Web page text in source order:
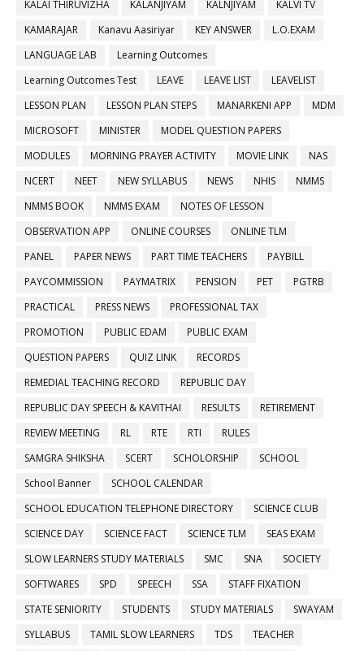
KALAI THIRUVIZHA
KALANJIYAM KALNJIYAM
KALVI TV
KAMARAJAR
Kanavu Aasiriyar KEY ANSWER
L.O.EXAM
LANGUAGE LAB
Learning Outcomes
Learning Outcomes Test
LEAVE LEAVE LIST
LEAVELIST
LESSON PLAN
LESSON PLAN STEPS MANARKENI APP
MDM
MICROSOFT
MINISTER
MODEL QUESTION PAPERS
MODULES
MORNING PRAYER ACTIVITY MOVIE LINK
NAS
NCERT
NEET NEW SYLLABUS NEWS NHIS
NMMS
NMMS BOOK
NMMS EXAM
NOTES OF LESSON
OBSERVATION APP
ONLINE COURSES
ONLINE TLM
PANEL
PAPER NEWS PART TIME TEACHERS
PAYBILL
PAYCOMMISSION
PAYMATRIX PENSION PET
PGTRB
PRACTICAL
PRESS NEWS
PROFESSIONAL TAX
PROMOTION
PUBLIC EDAM
PUBLIC EXAM
QUESTION PAPERS
QUIZ LINK
RECORDS
REMEDIAL TEACHING RECORD
REPUBLIC DAY
REPUBLIC DAY SPEECH & KAVITHAI
RESULTS
RETIREMENT
REVIEW MEETING
RL RTE RTI
RULES
SAMGRA SHIKSHA
SCERT SCHOLORSHIP
SCHOOL
School Banner
SCHOOL CALENDAR
SCHOOL EDUCATION TELEPHONE DIRECTORY
SCIENCE CLUB
SCIENCE DAY
SCIENCE FACT SCIENCE TLM
SEAS EXAM
SLOW LEARNERS STUDY MATERIALS
SMC SNA
SOCIETY
SOFTWARES
SPD SPEECH SSA
STAFF FIXATION
STATE SENIORITY
STUDENTS STUDY MATERIALS
SWAYAM
SYLLABUS
TAMIL SLOW LEARNERS TDS
TEACHER